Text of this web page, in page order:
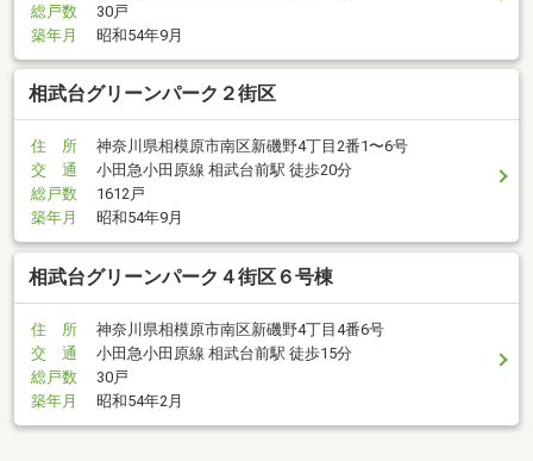
総戸数
30戸
築年月
昭和54年9月
相武台グリーンパーク２街区
住 所
神奈川県相模原市南区新磯野4丁目2番1〜6号
交 通
小田急小田原線 相武台前駅 徒歩20分
総戸数
1612戸
築年月
昭和54年9月
相武台グリーンパーク４街区６号棟
住 所
神奈川県相模原市南区新磯野4丁目4番6号
交 通
小田急小田原線 相武台前駅 徒歩15分
総戸数
30戸
築年月
昭和54年2月